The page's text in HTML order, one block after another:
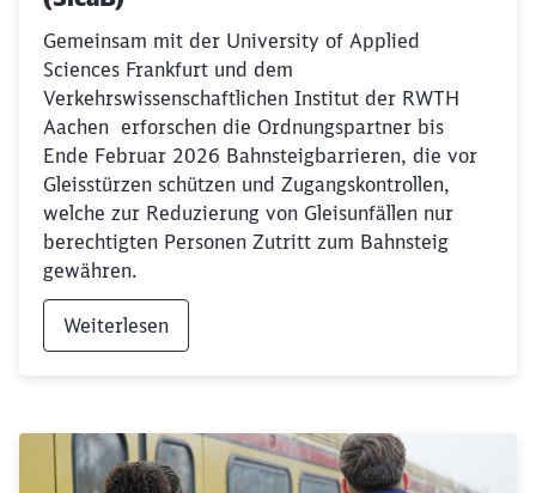
Gemeinsam mit der University of Applied
Sciences Frankfurt und dem
Verkehrswissenschaftlichen Institut der RWTH
Aachen erforschen die Ordnungspartner bis
Ende Februar 2026 Bahnsteigbarrieren, die vor
Gleisstürzen schützen und Zugangskontrollen,
welche zur Reduzierung von Gleisunfällen nur
berechtigten Personen Zutritt zum Bahnsteig
gewähren.
Weiterlesen